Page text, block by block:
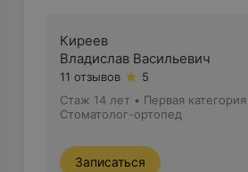
Киреев
Владислав Васильевич
11 отзывов
5
Стаж 14 лет • Первая категория
Стоматолог-ортопед
Записаться